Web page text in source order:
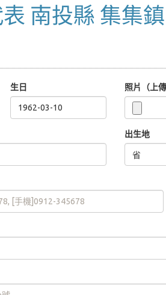
南投縣 集集
生日 照片（上
出生地